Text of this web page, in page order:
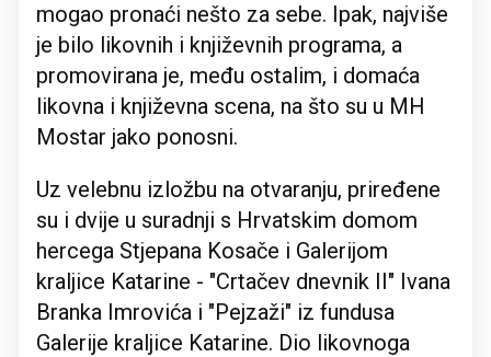
mogao pronaći nešto za sebe. Ipak, najviše
je bilo likovnih i književnih programa, a
promovirana je, među ostalim, i domaća
likovna i književna scena, na što su u MH
Mostar jako ponosni.
Uz velebnu izložbu na otvaranju, priređene
su i dvije u suradnji s Hrvatskim domom
hercega Stjepana Kosače i Galerijom
kraljice Katarine - "Crtačev dnevnik II" Ivana
Branka Imrovića i "Pejzaži" iz fundusa
Galerije kraljice Katarine. Dio likovnoga